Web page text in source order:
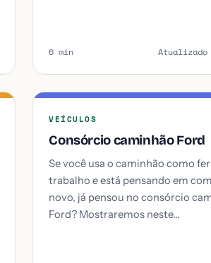
6 min
VEÍCULOS
Consórcio caminhão Ford
Se você usa o caminhão como
trabalho e está pensando em
novo, já pensou no consórcio
Ford? Mostraremos neste…